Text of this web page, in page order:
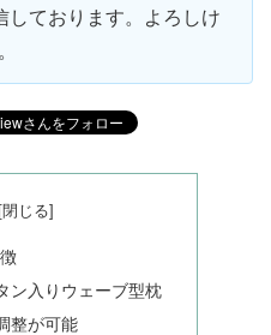
しております。よろしけ
ン入りウェーブ型枕
整が可能